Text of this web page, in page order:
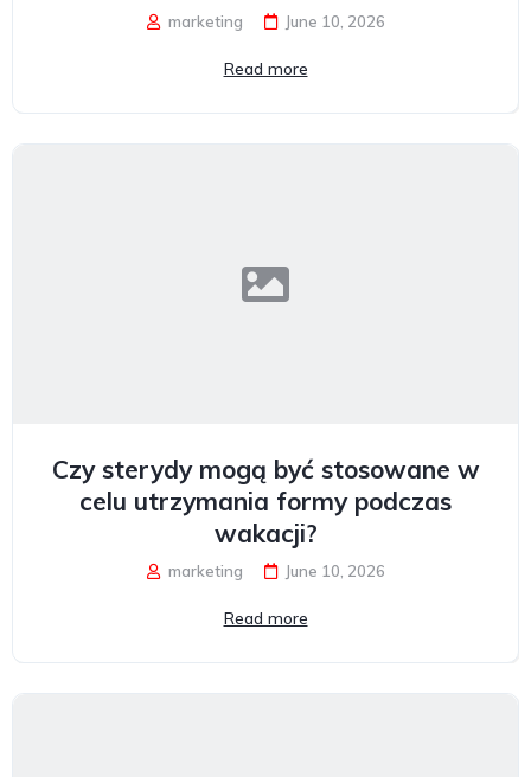
marketing June 10, 2026
Read more
Czy sterydy mogą być stosowane w
celu utrzymania formy podczas
wakacji?
marketing June 10, 2026
Read more